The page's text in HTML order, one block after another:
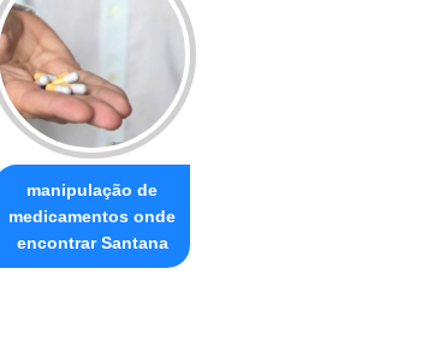
manipulação de
medicamentos onde
encontrar Santana